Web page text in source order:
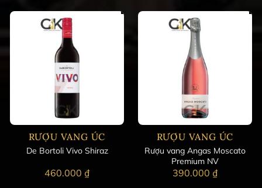
RƯỢU VANG ÚC
De Bortoli Vivo Shiraz
460.000 ₫
RƯỢU VANG ÚC
Rượu vang Angas Moscato
Premium NV
390.000 ₫